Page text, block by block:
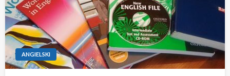
ANGIELSKI